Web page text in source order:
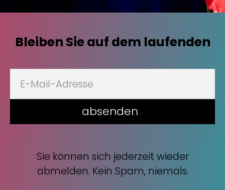
Bleiben Sie auf dem laufenden
absenden
Sie können sich jederzeit wieder
abmelden. Kein Spam, niemals.